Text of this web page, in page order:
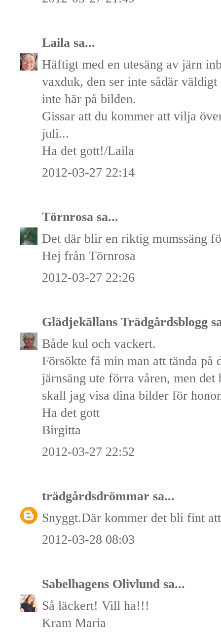
Laila sa...
Häftigt med en utesäng av järn
vaxduk, den ser inte sådär
inte här på bilden.
Gissar att du kommer att vilja
juli...
Ha det gott!/Laila
2012-03-27 22:14
Törnrosa sa...
Det där blir en riktig mumssäng
Hej från Törnrosa
2012-03-27 22:26
Glädjekällans Trädgårdsblogg
Både kul och vackert.
Försökte få min man att tända på
järnsäng ute förra våren, men
skall jag visa dina bilder för
Ha det gott
Birgitta
2012-03-27 22:52
trädgårdsdrömmar sa...
Snyggt.Där kommer det bli fint
2012-03-28 08:03
Sabelhagens Olivlund sa...
Så läckert! Vill ha!!!
Kram Maria